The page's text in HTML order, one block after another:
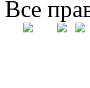
Все